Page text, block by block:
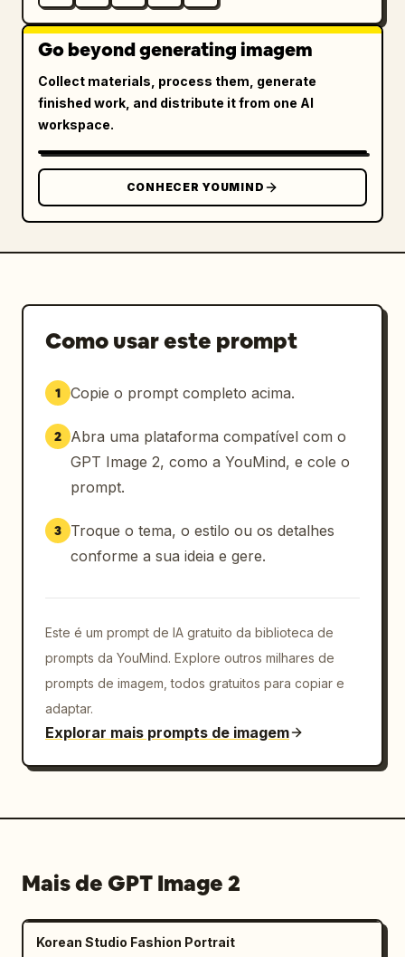
Go beyond generating imagem
Collect materials, process them, generate
finished work, and distribute it from one AI
workspace.
CONHECER YOUMIND
Como usar este prompt
1 Copie o prompt completo acima.
2
Abra uma plataforma compatível com o
GPT Image 2, como a YouMind, e cole o
prompt.
3
Troque o tema, o estilo ou os detalhes
conforme a sua ideia e gere.
Este é um prompt de IA gratuito da biblioteca de
prompts da YouMind. Explore outros milhares de
prompts de imagem, todos gratuitos para copiar e
adaptar.
Explorar mais prompts de imagem
Mais de GPT Image 2
Korean Studio Fashion Portrait